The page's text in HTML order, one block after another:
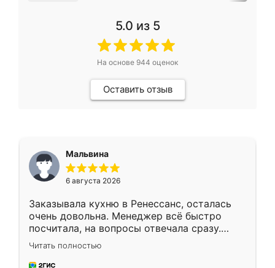
5.0 из 5
На основе 944 оценок
Оставить отзыв
Мальвина
6 августа 2026
Заказывала кухню в Ренессанс, осталась
очень довольна. Менеджер всё быстро
посчитала, на вопросы отвечала сразу.
Замерщик приехал в субботу, подошёл к
делу со всей ответственностью. Собрали
за день, ребята работали аккуратно, даже
Читать полностью